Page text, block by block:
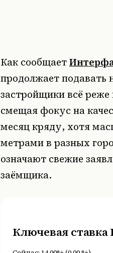
Как сообщает
продолжает подавать
застройщики всё
смещая фокус на
месяц кряду, хотя
метрами в разных
означают свежие
заёмщика.
Ключевая ставка